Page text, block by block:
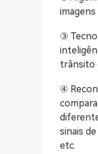
③
trânsito
④
sinais
etc.